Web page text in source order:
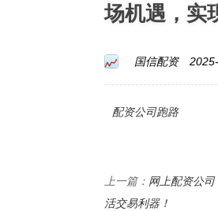
场机遇，实
国信配资
配资公司跑路
上一篇： 网上配资公
活交易利器！